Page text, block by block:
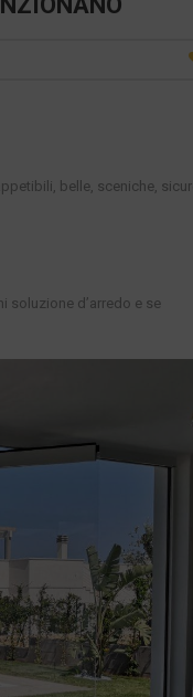
belle, sceniche,
soluzione d’arredo e se